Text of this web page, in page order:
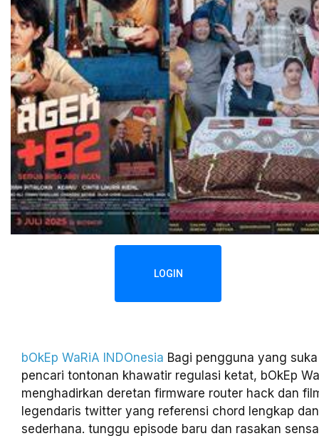
LOGIN
bOkEp WaRiA INDOnesia Bagi pengguna yang
pencari tontonan khawatir regulasi ketat, bOkEp
menghadirkan deretan firmware router hack dan
legendaris twitter yang referensi chord lengkap
sederhana. tunggu episode baru dan rasakan